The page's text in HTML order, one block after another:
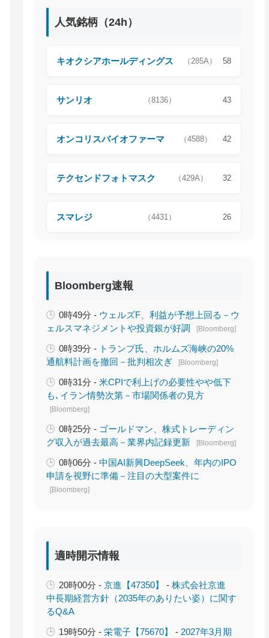
人気銘柄（24h）
キオクシアホールディングス （285A） 58
サンリオ （8136） 43
オンコリスバイオファーマ （4588） 42
テクセンドフォトマスク （429A） 32
スマレジ （4431） 26
Bloomberg速報
0時49分 - ウェルズF、利益が予想上回る－ウ
ェルスマネジメントや投資銀が好調
[Bloomberg]
0時39分 - トランプ氏、ホルムズ海峡の20%
通航料計画を撤回－批判相次ぎ
[Bloomberg]
0時31分 -米CPIで利上げの必要性やや低下
も､イラン情勢次第－市場関係者の見方
[Bloomberg]
0時25分 - ゴールドマン、株式トレーディン
グ収入が過去最高－業界内記録更新
[Bloomberg]
0時06分 -中国AI新興DeepSeek、年内のIPO
申請を視野に準備－注目の大型案件に
[Bloomberg]
適時開示情報
20時00分 -京進【47350】 -株式会社京進
中長期経営方針（2035年のありたい姿）に関す
るQ&A
19時50分 -栄電子【75670】 -2027年3月期